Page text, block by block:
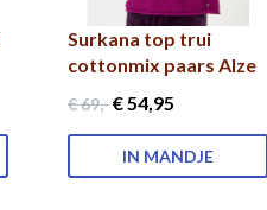
Surkana top trui
cottonmix paars Alze
€ 69,-€ 54,95
IN MANDJE